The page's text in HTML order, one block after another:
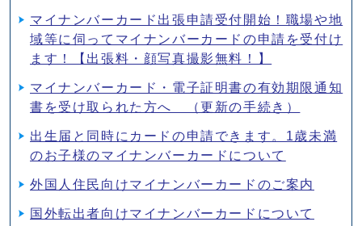
マイナンバーカード出張申請受付開始！職場や地
域等に伺ってマイナンバーカードの申請を受付け
ます！【出張料・顔写真撮影無料！】
マイナンバーカード・電子証明書の有効期限通知
書を受け取られた方へ （更新の手続き）
出生届と同時にカードの申請できます。1歳未満
のお子様のマイナンバーカードについて
外国人住民向けマイナンバーカードのご案内
国外転出者向けマイナンバーカードについて